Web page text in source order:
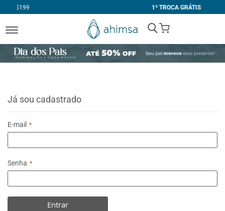
1ª TROCA GRÁTIS
My Cart
Já sou cadastrado
E-mail
Senha
Entrar